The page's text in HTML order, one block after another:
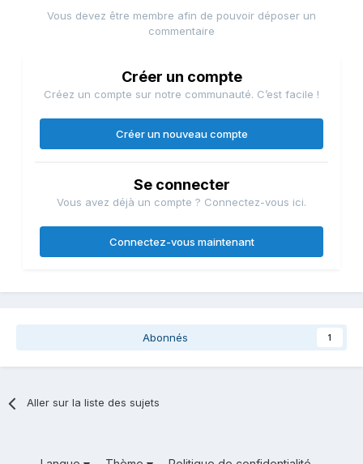
Vous devez être membre afin de pouvoir déposer un
commentaire
Créer un compte
Créez un compte sur notre communauté. C’est facile !
Créer un nouveau compte
Se connecter
Vous avez déjà un compte ? Connectez-vous ici.
Connectez-vous maintenant
Abonnés 1
Aller sur la liste des sujets